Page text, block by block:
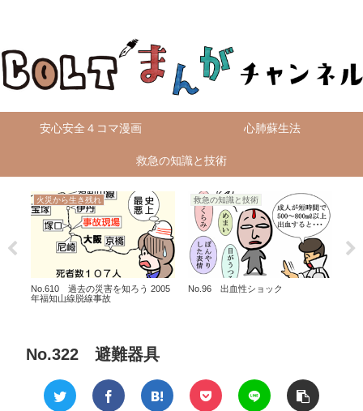
安心安全４コマ漫画 心肺蘇生法
救急の知識と技術
火災から生き残れ
No.610 過去の災害を知ろう 2005
年福知山線脱線事故
救急の知識と技術
No.96 出血性ショック
No.322 避難器具